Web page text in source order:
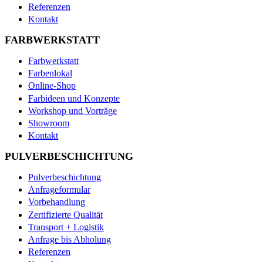
Referenzen
Kontakt
FARBWERKSTATT
Farbwerkstatt
Farbenlokal
Online-Shop
Farbideen und Konzepte
Workshop und Vorträge
Showroom
Kontakt
PULVERBESCHICHTUNG
Pulverbeschichtung
Anfrageformular
Vorbehandlung
Zertifizierte Qualität
Transport + Logistik
Anfrage bis Abholung
Referenzen